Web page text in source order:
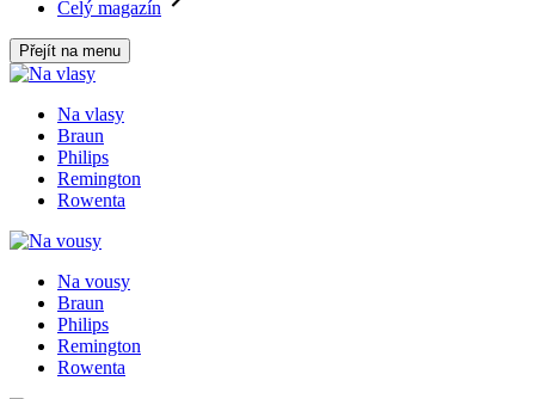
Celý magazín
Přejít na menu
Na vlasy
Braun
Philips
Remington
Rowenta
Na vousy
Braun
Philips
Remington
Rowenta